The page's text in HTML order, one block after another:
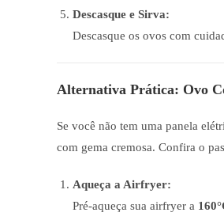
Descasque e Sirva:
Descasque os ovos com
Alternativa Prática: Ovo
Se você não tem uma panela
com gema cremosa. Confira o
Aqueça a Airfryer:
Pré-aqueça sua airfryer a